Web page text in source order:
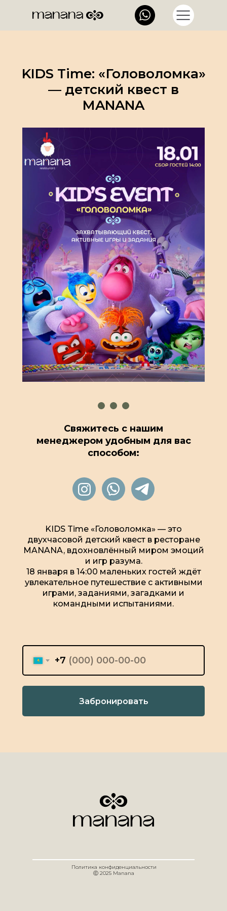
+7
Забронировать
KIDS Time «Головоломка» — это
двухчасовой детский квест в ресторане
MANANA, вдохновлённый миром эмоций
и игр разума.
18 января в 14:00 маленьких гостей ждёт
увлекательное путешествие с активными
играми, заданиями, загадками и
командными испытаниями.
KIDS Time: «Головоломка»
— детский квест в
MANANA
Свяжитесь с нашим
менеджером удобным для вас
способом:
Политика конфиденциальности
Ⓒ 2025 Manana